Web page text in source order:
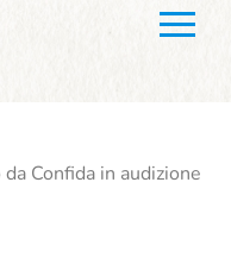
Confida in audizione